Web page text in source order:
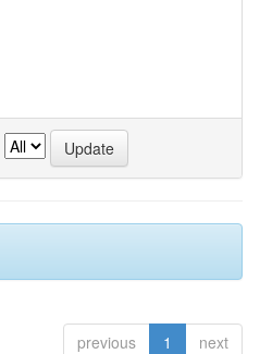
previous 1 next